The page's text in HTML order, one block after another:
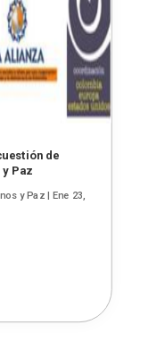
de
Paz
y Paz | Ene 23,